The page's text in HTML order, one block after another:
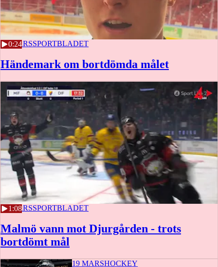
0:24
19 MARSSPORTBLADET
Händemark om bortdömda målet
1:08
19 MARSSPORTBLADET
Malmö vann mot Djurgården - trots
bortdömt mål
19 MARSHOCKEY